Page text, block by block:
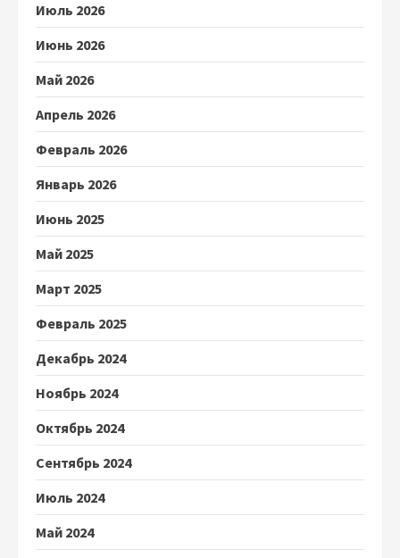
Июль 2026
Июнь 2026
Май 2026
Апрель 2026
Февраль 2026
Январь 2026
Июнь 2025
Май 2025
Март 2025
Февраль 2025
Декабрь 2024
Ноябрь 2024
Октябрь 2024
Сентябрь 2024
Июль 2024
Май 2024